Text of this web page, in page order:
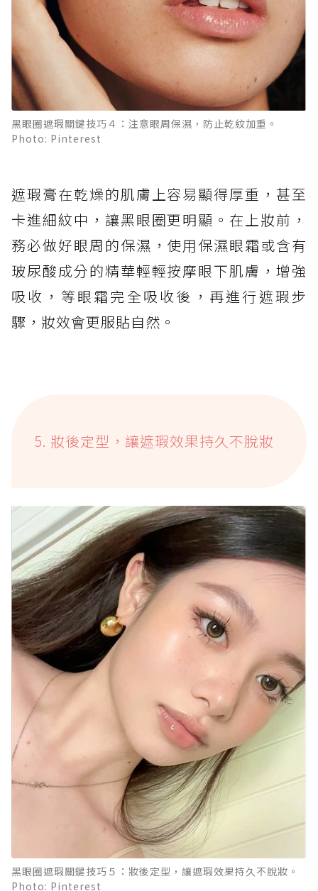
黑眼圈遮瑕關鍵技巧４：注意眼周保濕，防止乾紋加重。
Photo: Pinterest
遮瑕膏在乾燥的肌膚上容易顯得厚重，甚至
卡進細紋中，讓黑眼圈更明顯。在上妝前，
務必做好眼周的保濕，使用保濕眼霜或含有
玻尿酸成分的精華輕輕按摩眼下肌膚，增強
吸收，等眼霜完全吸收後，再進行遮瑕步
驟，妝效會更服貼自然。
5. 妝後定型，讓遮瑕效果持久不脫妝
黑眼圈遮瑕關鍵技巧５：妝後定型，讓遮瑕效果持久不脫妝。
Photo: Pinterest